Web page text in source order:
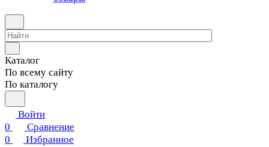
Каталог
По всему сайту
По каталогу
Войти
0
Сравнение
0
Избранное